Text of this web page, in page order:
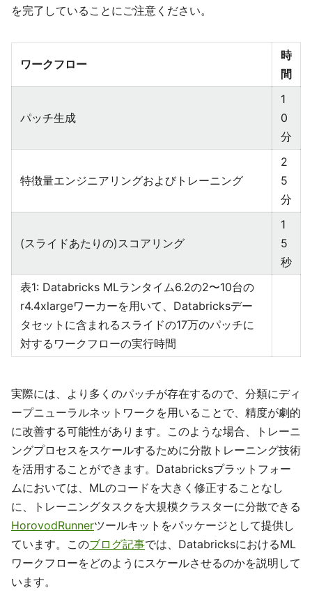
を完了していることにご注意ください。
ワークフロー
時
間
パッチ生成
1
0
分
特徴量エンジニアリングおよびトレーニング
2
5
分
(スライドあたりの)スコアリング
1
5
秒
表1: Databricks MLランタイム6.2の2〜10台の
r4.4xlargeワーカーを用いて、Databricksデー
タセットに含まれるスライドの17万のパッチに
対するワークフローの実行時間
実際には、より多くのパッチが存在するので、分類にディ
ープニューラルネットワークを用いることで、精度が劇的
に改善する可能性があります。このような場合、トレーニ
ングプロセスをスケールするために分散トレーニング技術
を活用することができます。Databricksプラットフォー
ムにおいては、MLのコードを大きく修正することなし
に、トレーニングタスクを大規模クラスターに分散できる
HorovodRunnerツールキットをパッケージとして提供し
ています。このブログ記事では、DatabricksにおけるML
ワークフローをどのようにスケールさせるのかを説明して
います。